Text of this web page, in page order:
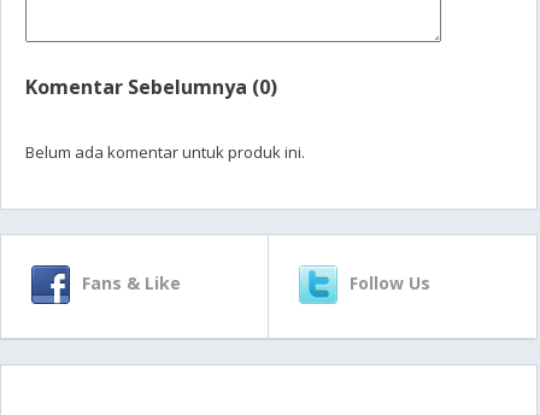
Komentar Sebelumnya (0)
Belum ada komentar untuk produk ini.
Fans & Like Follow Us